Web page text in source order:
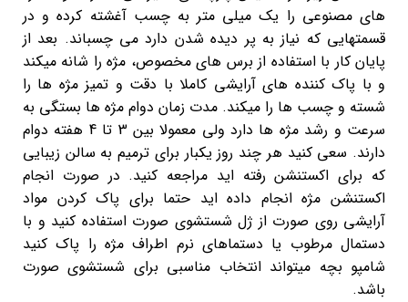
های مصنوعی را یک میلی متر به چسب آغشته کرده و در
قسمتهایی که نیاز به پر دیده شدن دارد می چسباند. بعد از
پایان کار با استفاده از برس های مخصوص، مژه را شانه میکند
و با پاک کننده های آرایشی کاملا با دقت و تمیز مژه ها را
شسته و چسب ها را میکند. مدت زمان دوام مژه ها بستگی به
سرعت و رشد مژه ها دارد ولی معمولا بین 3 تا 4 هفته دوام
دارند. سعی کنید هر چند روز یکبار برای ترمیم به سالن زیبایی
که برای اکستنشن رفته اید مراجعه کنید. در صورت انجام
اکستنشن مژه انجام داده اید حتما برای پاک کردن مواد
آرایشی روی صورت از ژل شستشوی صورت استفاده کنید و با
دستمال مرطوب یا دستماهای نرم اطراف مژه را پاک کنید
شامپو بچه میتواند انتخاب مناسبی برای شستشوی صورت
باشد.